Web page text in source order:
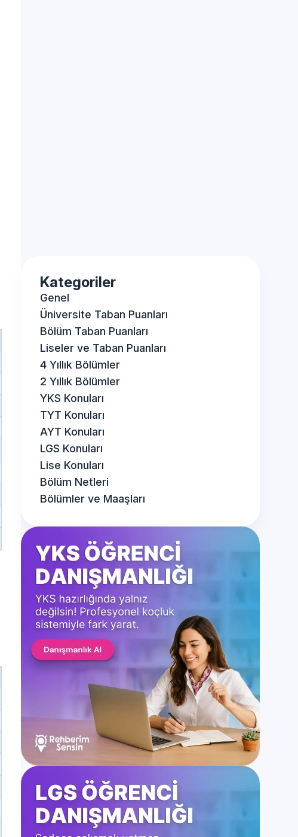
Kategoriler
Genel
Üniversite Taban Puanları
Bölüm Taban Puanları
Liseler ve Taban Puanları
4 Yıllık Bölümler
2 Yıllık Bölümler
YKS Konuları
TYT Konuları
AYT Konuları
LGS Konuları
Lise Konuları
Bölüm Netleri
Bölümler ve Maaşları